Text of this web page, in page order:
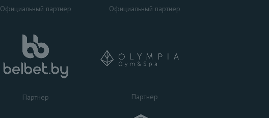
Официальный партнер Официальный партнер
Партнер Партнер